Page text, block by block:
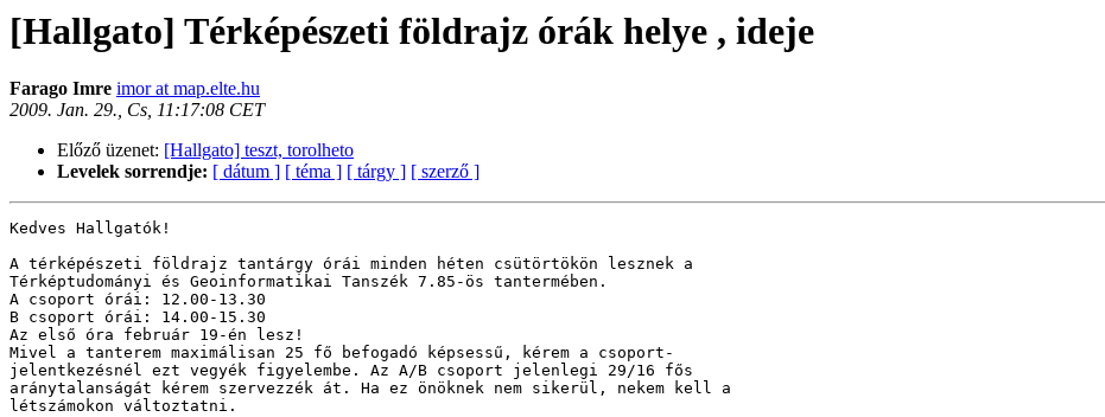
[Hallgato] Térképészeti földrajz órák helye , ideje
Farago Imre imor at map.elte.hu
2009. Jan. 29., Cs, 11:17:08 CET
Előző üzenet: [Hallgato] teszt, torolheto
Levelek sorrendje: [ dátum ] [ téma ] [ tárgy ] [ szerző ]
Kedves Hallgatók!
A térképészeti földrajz tantárgy órái minden héten csütörtökön lesznek a
Térképtudományi és Geoinformatikai Tanszék 7.85-ös tantermében.
A csoport órái: 12.00-13.30
B csoport órái: 14.00-15.30
Az első óra február 19-én lesz!
Mivel a tanterem maximálisan 25 fő befogadó képsessű, kérem a csoport-
jelentkezésnél ezt vegyék figyelembe. Az A/B csoport jelenlegi 29/16 fős
aránytalanságát kérem szervezzék át. Ha ez önöknek nem sikerül, nekem kell a
létszámokon változtatni.